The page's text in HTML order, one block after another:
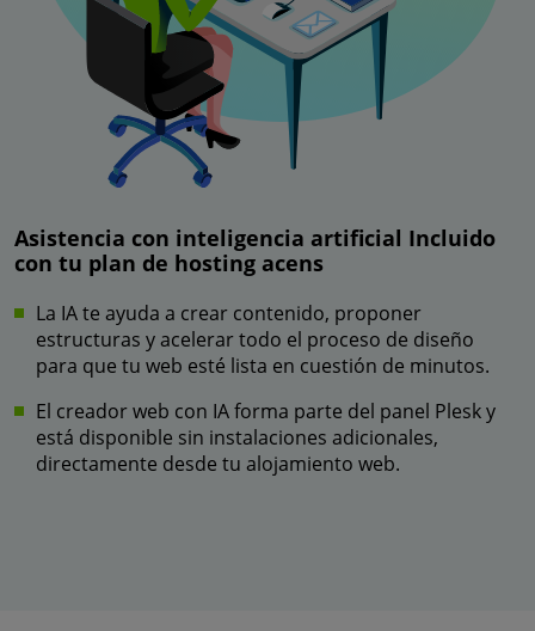
Asistencia con inteligencia artificial Incluido
con tu plan de hosting acens
La IA te ayuda a crear contenido, proponer
estructuras y acelerar todo el proceso de diseño
para que tu web esté lista en cuestión de minutos.
El creador web con IA forma parte del panel Plesk y
está disponible sin instalaciones adicionales,
directamente desde tu alojamiento web.